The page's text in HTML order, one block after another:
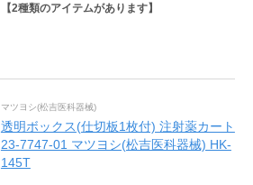
【2種類のアイテムがあります】
マツヨシ(松吉医科器械)
透明ボックス(仕切板1枚付) 注射薬カート
23-7747-01 マツヨシ(松吉医科器械) HK-
145T